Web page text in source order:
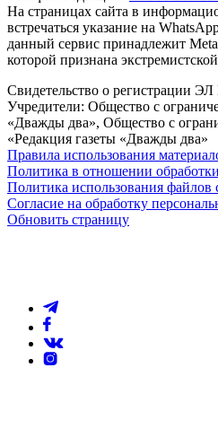
На страницах сайта в
встречаться указание на
данный сервис принадлежит
которой признана
Свидетельство о регистрации
Учредители: Общество с
«Дважды два», Общество с
«Редакция газеты «Дважды два»
Правила использования
Политика в отношении
Политика использования файлов
Согласие на обработку
Обновить страницу